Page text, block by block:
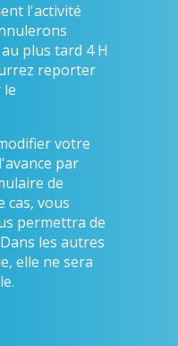
l'activité
plus tard 4 H
reporter
votre
par
de
cas, vous
permettra de
les autres
elle ne sera